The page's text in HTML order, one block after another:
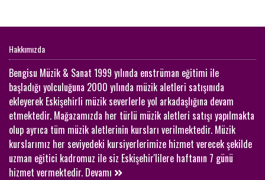
Hakkımızda
Bengisu Müzik & Sanat 1999 yılında enstrüman eğitimi ile
başladığı yolculuğuna 2000 yılında müzik aletleri satışınıda
ekleyerek Eskişehirli müzik severlerle yol arkadaşlığına devam
etmektedir. Mağazamızda her türlü müzik aletleri satışı yapılmakta
olup ayrıca tüm müzik aletlerinin kursları verilmektedir. Müzik
kurslarımız her seviyedeki kursiyerlerimize hizmet verecek şekilde
uzman eğitici kadromuz ile siz Eskişehir'lilere haftanın 7 günü
hizmet vermektedir. Devamı